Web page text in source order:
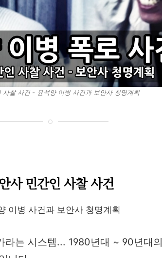
사찰 사건​ - 윤석양 이병 사건과 보안사 청명계획
사 민간인 사찰 사건
이병 사건과 보안사 청명계획​
라는 시스템... 1980년대 ~ 90년대